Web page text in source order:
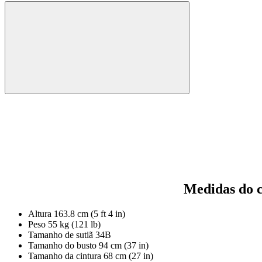
Medidas do
Altura 163.8 cm (5 ft 4 in)
Peso 55 kg (121 lb)
Tamanho de sutiã 34B
Tamanho do busto 94 cm (37 in)
Tamanho da cintura 68 cm (27 in)